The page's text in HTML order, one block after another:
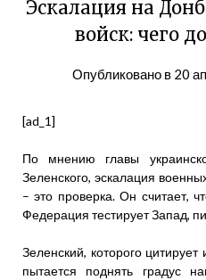
Эскалация на
войск: чего
Опубликовано в 20
[ad_1]
По мнению главы
Зеленского, эскалация
– это проверка. Он считает,
Федерация тестирует Запад,
Зеленский, которого
пытается поднять градус